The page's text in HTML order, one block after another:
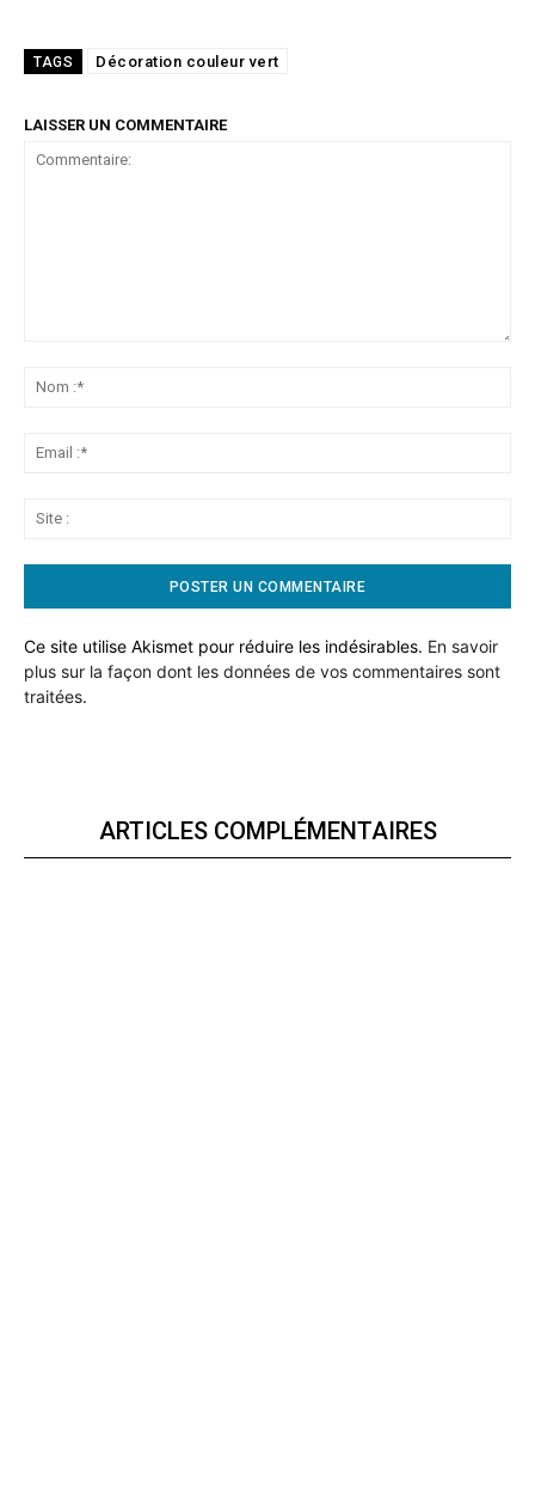
TAGS Décoration couleur vert
LAISSER UN COMMENTAIRE
Ce site utilise Akismet pour réduire les indésirables. En savoir
plus sur la façon dont les données de vos commentaires sont
traitées.
ARTICLES COMPLÉMENTAIRES